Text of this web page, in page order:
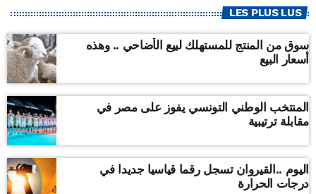
LES PLUS LUS
سوق من المنتج للمستهلك لبيع الأضاحي .. وهذه
أسعار البيع
المنتخب الوطني التونسي يفوز على مصر في
مقابلة ترتيبية
اليوم ..القيروان تسجل رقما قياسيا جديدا في
درجات الحرارة